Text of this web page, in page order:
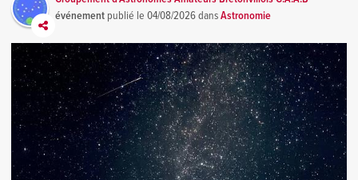
événement publié le04/08/2026dansAstronomie